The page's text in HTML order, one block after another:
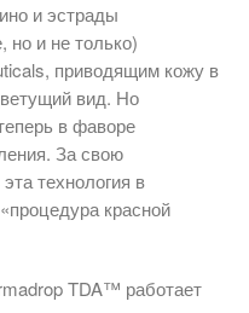
и эстрады
но и не только)
приводящим кожу в
вид. Но
в фаворе
За свою
технология в
красной
TDA™ работает